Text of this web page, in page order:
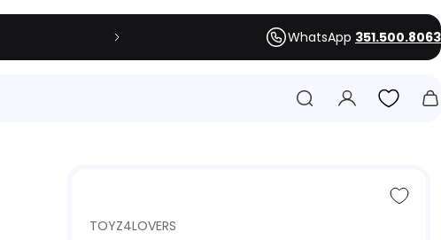
WhatsApp 351.500.8063
TOYZ4LOVERS